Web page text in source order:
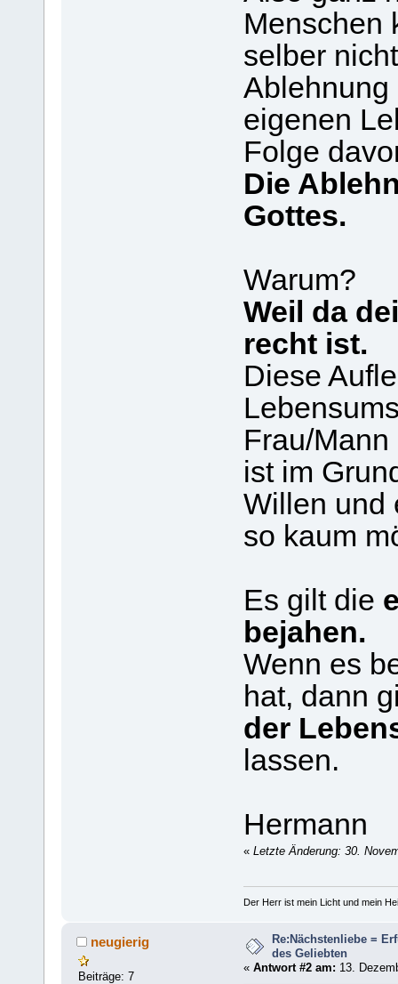
Menschen
selber
Ablehnung
eigenen
Folge
Die
Gottes.
Warum?
Weil da
recht ist.
Diese
Frau/
ist im
Willen und
so kaum
Es gilt die
bejahen.
Wenn es
hat, dann
der
lassen.
Hermann
« Letzte Änderung: 30.
Der Herr ist mein Licht und mein
neugierig
Beiträge: 7
Re:Nächstenliebe =
des Geliebten
« Antwort #2 am: 13.